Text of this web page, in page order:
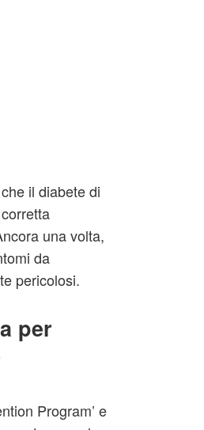
il diabete di
una volta,
da
pericolosi.
per
Program’ e